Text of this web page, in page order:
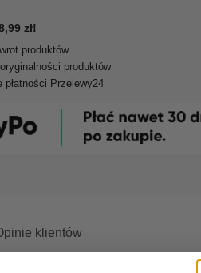
zł!
produktów
produktów
płatności Przelewy24
klientów